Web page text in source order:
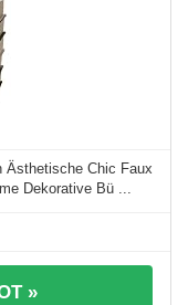
Ästhetische Chic Faux
Dekorative Bü ...
»